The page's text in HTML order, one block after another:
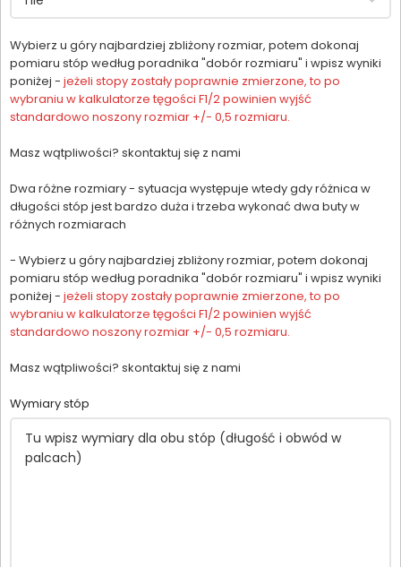
Wybierz u góry najbardziej zbliżony rozmiar, potem dokonaj
pomiaru stóp według poradnika "dobór rozmiaru" i wpisz wyniki
poniżej - jeżeli stopy zostały poprawnie zmierzone, to po
wybraniu w kalkulatorze tęgości F1/2 powinien wyjść
standardowo noszony rozmiar +/- 0,5 rozmiaru.
Masz wątpliwości? skontaktuj się z nami
Dwa różne rozmiary - sytuacja występuje wtedy gdy różnica w
długości stóp jest bardzo duża i trzeba wykonać dwa buty w
różnych rozmiarach
- Wybierz u góry najbardziej zbliżony rozmiar, potem dokonaj
pomiaru stóp według poradnika "dobór rozmiaru" i wpisz wyniki
poniżej - jeżeli stopy zostały poprawnie zmierzone, to po
wybraniu w kalkulatorze tęgości F1/2 powinien wyjść
standardowo noszony rozmiar +/- 0,5 rozmiaru.
Masz wątpliwości? skontaktuj się z nami
Wymiary stóp